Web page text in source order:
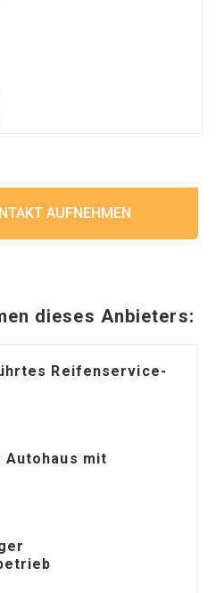
AUFNEHMEN
dieses Anbieters:
Reifenservice-
Autohaus mit